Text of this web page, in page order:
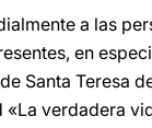
a las
en
Santa Teresa
verdadera